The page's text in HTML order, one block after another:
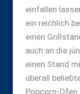
einfallen
ein reichlich
einen
auch an die
einen Stand
überall
Popcorn-